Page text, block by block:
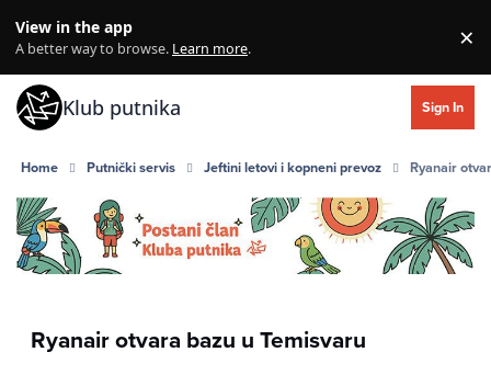
View in the app
A better way to browse. Learn more. ×
Klub putnika Sign In
Home Putnički servis Jeftini letovi i kopneni prevoz Ryanair
Ryanair otvara bazu u Temisvaru